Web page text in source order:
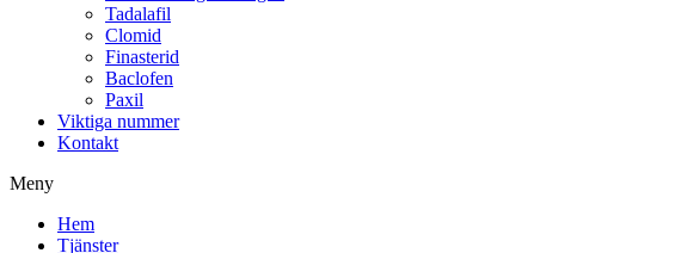
Tadalafil
Clomid
Finasterid
Baclofen
Paxil
Viktiga nummer
Kontakt
Meny
Hem
Tjänster